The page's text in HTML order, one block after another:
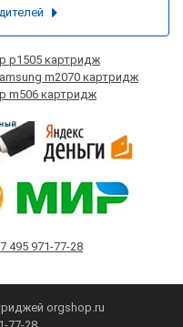
p1505 картридж
m2070 картридж
m506 картридж
495 971-77-28
orgshop.ru